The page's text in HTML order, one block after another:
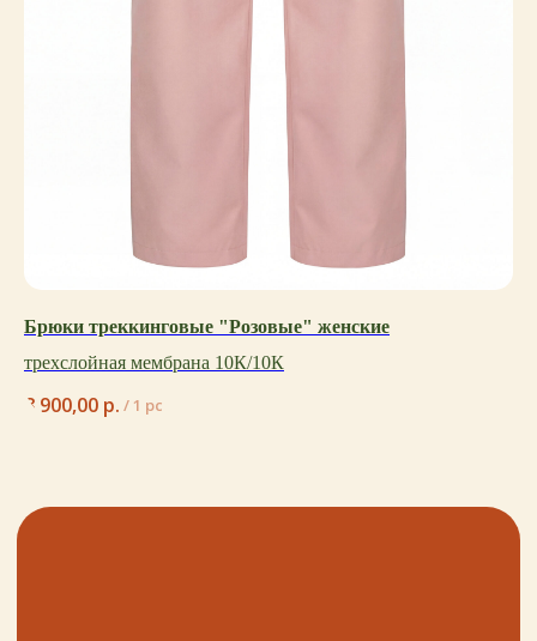
Брюки треккинговые "Розовые" женские
трехслойная мембрана 10К/10К
8 900,00 р. / 1 pc